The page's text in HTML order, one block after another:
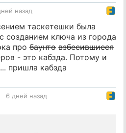
назад
таскетешки была
созданием ключа из города
про баунто взбесившиеся
- это кабзда. Потому и
пришла кабзда
6 дней назад